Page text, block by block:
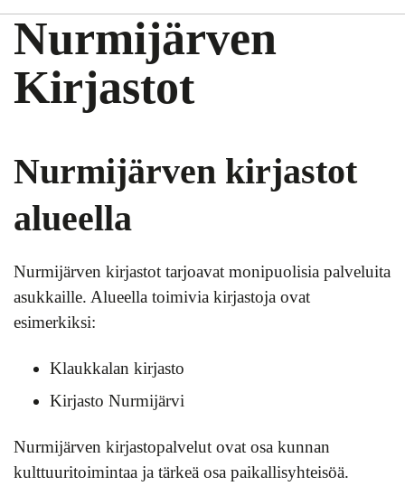
Nurmijärven
Kirjastot
Nurmijärven kirjastot
alueella
Nurmijärven kirjastot tarjoavat monipuolisia palveluita
asukkaille. Alueella toimivia kirjastoja ovat
esimerkiksi:
Klaukkalan kirjasto
Kirjasto Nurmijärvi
Nurmijärven kirjastopalvelut ovat osa kunnan
kulttuuritoimintaa ja tärkeä osa paikallisyhteisöä.